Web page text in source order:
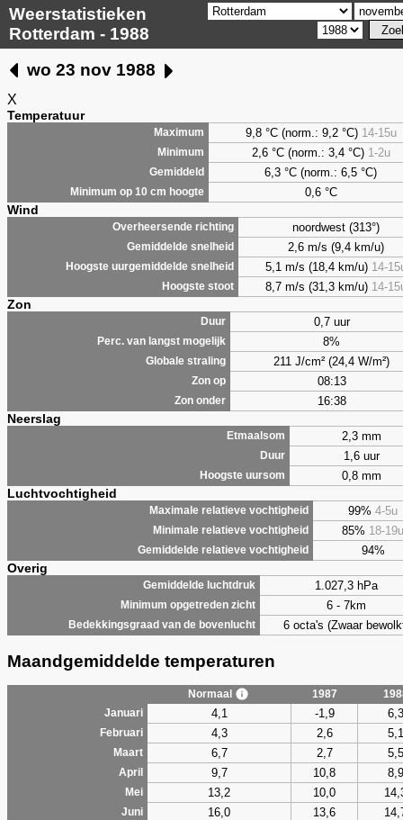
Weerstatistieken
Rotterdam - 1988
wo 23 nov 1988
X
Temperatuur
Maximum 9,8 °C (norm.: 9,2 °C) 14-15u
Minimum 2,6 °C (norm.: 3,4 °C) 1-2u
Gemiddeld 6,3 °C (norm.: 6,5 °C)
Minimum op 10 cm hoogte 0,6 °C
Wind
Overheersende richting noordwest (313°)
Gemiddelde snelheid 2,6 m/s (9,4 km/u)
Hoogste uurgemiddelde snelheid 5,1 m/s (18,4 km/u) 14-
Hoogste stoot 8,7 m/s (31,3 km/u) 14-
Zon
Duur 0,7 uur
Perc. van langst mogelijk 8%
Globale straling 211 J/cm² (24,4 W/m²)
Zon op 08:13
Zon onder 16:38
Neerslag
Etmaalsom 2,3 mm
Duur 1,6 uur
Hoogste uursom 0,8 mm
Luchtvochtigheid
Maximale relatieve vochtigheid 99% 4-5u
Minimale relatieve vochtigheid 85% 18-19u
Gemiddelde relatieve vochtigheid 94%
Overig
Gemiddelde luchtdruk 1.027,3 hPa
Minimum opgetreden zicht 6 - 7km
Bedekkingsgraad van de bovenlucht 6 octa's (Zwaar
Maandgemiddelde temperaturen
Normaal 1987
Januari
4,1 -1,9 6,3
Februari 4,3 2,6 5,1
Maart 6,7 2,7 5,5
April 9,7 10,8 8,9
Mei 13,2 10,0
Juni 16,0 13,6